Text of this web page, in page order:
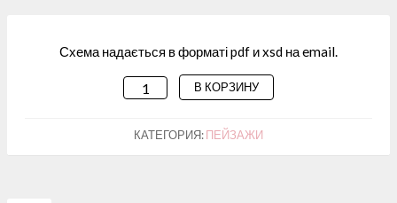
Схема надається в форматі pdf и xsd на email.
КОЛИЧЕСТВО
СХЕМА
ДЛЯ
В КОРЗИНУ
КАТЕГОРИЯ:ПЕЙЗАЖИ